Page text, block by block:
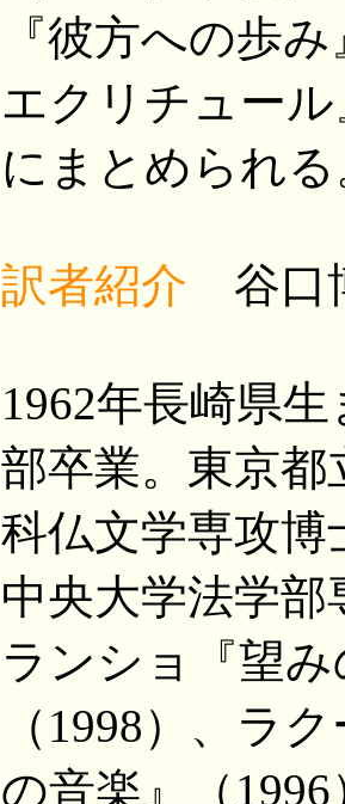
『彼方への歩
エクリチュー
にまとめられ
訳者紹介 谷口
1962年長崎県
部卒業。東京都
科仏文学専攻博
中央大学法学
ランショ『望
（1998）、ラ
の音楽』（